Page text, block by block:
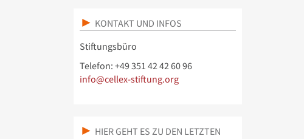
KONTAKT UND INFOS
Stiftungsbüro
Telefon: +49 351 42 42 60 96
info@cellex-stiftung.org
HIER GEHT ES ZU DEN LETZTEN